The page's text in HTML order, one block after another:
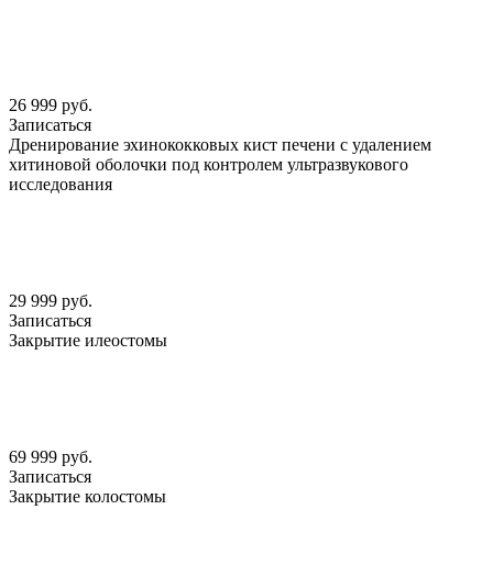
26 999 руб.
Записаться
Дренирование эхинококковых кист печени с удалением
хитиновой оболочки под контролем ультразвукового
исследования
29 999 руб.
Записаться
Закрытие илеостомы
69 999 руб.
Записаться
Закрытие колостомы